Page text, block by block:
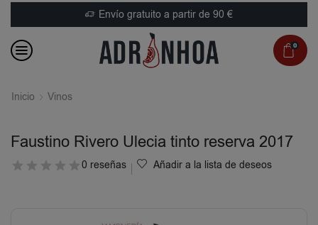
Envío gratuito a partir de 90 €
0
Inicio Vinos
Faustino Rivero Ulecia tinto reserva 2017
0 reseñas Añadir a la lista de deseos